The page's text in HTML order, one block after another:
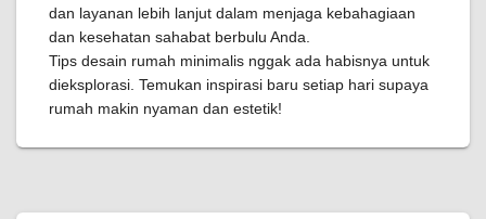
dan layanan lebih lanjut dalam menjaga kebahagiaan
dan kesehatan sahabat berbulu Anda.
Tips desain rumah minimalis nggak ada habisnya untuk
dieksplorasi. Temukan inspirasi baru setiap hari supaya
rumah makin nyaman dan estetik!